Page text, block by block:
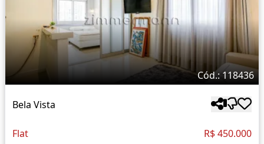
Cód.: 118436
Bela Vista
Flat R$ 450.000